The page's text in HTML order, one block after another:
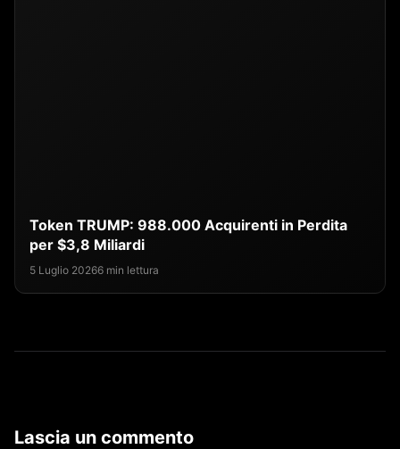
Token TRUMP: 988.000 Acquirenti in Perdita
per $3,8 Miliardi
5 Luglio 20266 min lettura
Lascia un commento